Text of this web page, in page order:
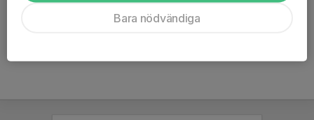
Ålder
8 år
Bara nödvändiga